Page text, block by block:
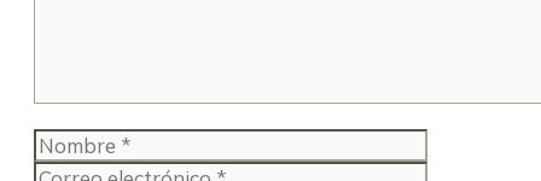
Nombre
electrónico